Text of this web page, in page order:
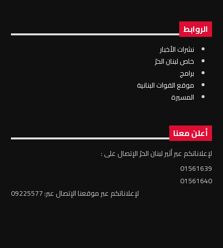
الروابط
نشرات الأخبار
خاص لبنان الحرّ
برامج
موقع القوات البنانية
المسيرة
أعلن معنا
لإعلاناتكم عبر أثير لبنان الحرّ الإتصال على :
01561639
01561640
لإعلاناتكم عبر موقعنا الإتصال عبر: 09225577